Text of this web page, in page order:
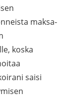
maksa-
koska
saisi